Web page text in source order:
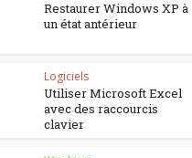
Restaurer Windows XP à
un état antérieur
Logiciels
Utiliser Microsoft Excel
avec des raccourcis
clavier